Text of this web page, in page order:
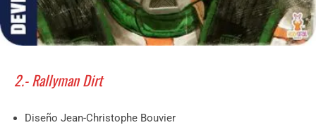
2.- Rallyman Dirt
Diseño Jean-Christophe Bouvier